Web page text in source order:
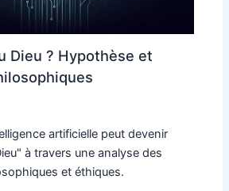
Dieu ? Hypothèse et
artificielle peut devenir
à travers une analyse des
et éthiques.